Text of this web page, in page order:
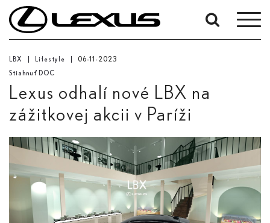
LBX Lifestyle 06-11-2023
Stiahnuť DOC
Lexus odhalí nové LBX na
zážitkovej akcii v Paríži
Upresnit'
dátumov:
Dátum začiatku
Dátum ukončenia
Hľadať...